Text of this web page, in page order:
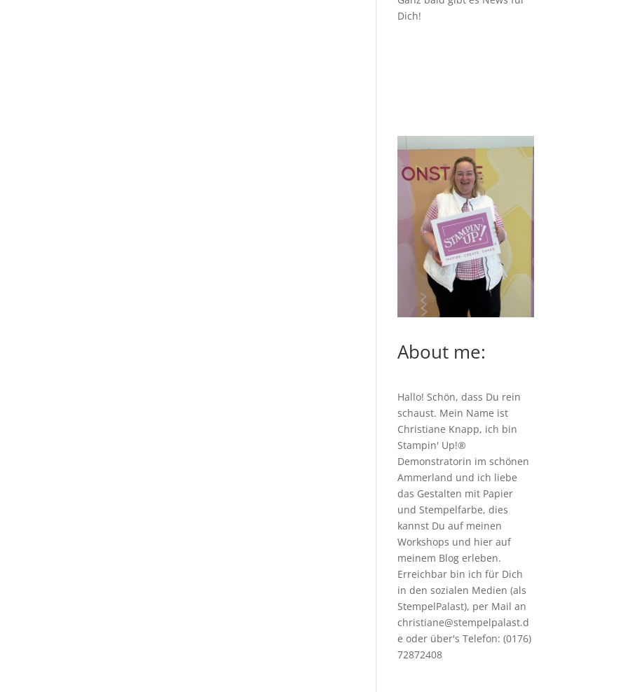
Dich!
About me:
Hallo! Schön, dass Du rein
schaust. Mein Name ist
Christiane Knapp, ich bin
Stampin' Up!®
Demonstratorin im schönen
Ammerland und ich liebe
das Gestalten mit Papier
und Stempelfarbe, dies
kannst Du auf meinen
Workshops und hier auf
meinem Blog erleben.
Erreichbar bin ich für Dich
in den sozialen Medien (als
StempelPalast), per Mail an
christiane@stempelpalast.d
e oder über's Telefon: (0176)
72872408